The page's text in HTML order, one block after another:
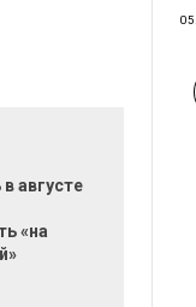
августе
«на